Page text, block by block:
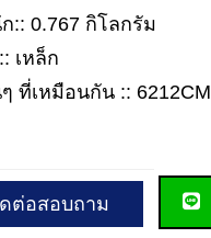
:: 0.767 กิโลกรัม
เหล็ก
ที่เหมือนกัน :: 6212CM
ต่อสอบถาม